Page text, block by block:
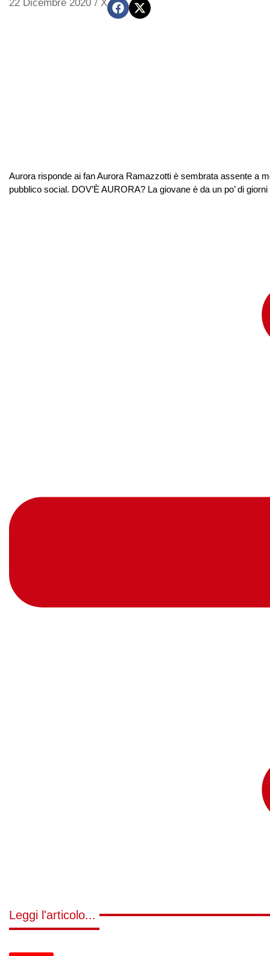
22 Dicembre 2020 / X
Aurora risponde ai fan Aurora Ramazzotti è sembrata assente a
pubblico social. DOV’È AURORA? La giovane è da un po’ di
Leggi l'articolo...